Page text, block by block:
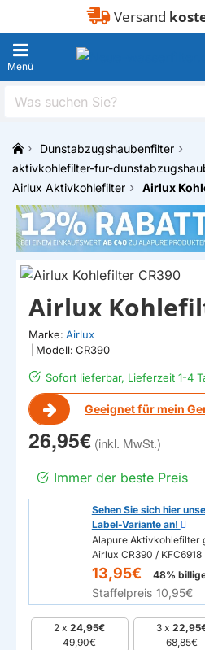
Versand
Was
m
e
Dunstabzugshaubenfilter
aktivkohlefilter-fur-
Airlux Aktivkohlefilter
Airlux
Sofort lieferbar, Lieferzeit 1-4
Geeignet für mein
Airlux
Marke: Airlux
Modell: CR390
26,95€
Immer der beste Preis
Sehen Sie sich hier
Label-Variante an!
Alapure Aktivkohlefilter
Airlux CR390 / KFC6918
13,95€ 48%
Staffelpreis 10,95€
2 x24,95€
49,90€
3 x
68,85€